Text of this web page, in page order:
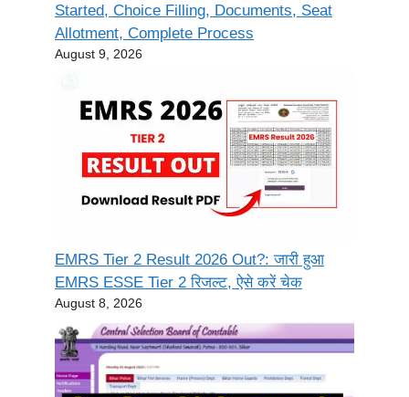
Started, Choice Filling, Documents, Seat
Allotment, Complete Process
August 9, 2026
EMRS Tier 2 Result 2026 Out?: जारी हुआ
EMRS ESSE Tier 2 रिजल्ट, ऐसे करें चेक
August 8, 2026